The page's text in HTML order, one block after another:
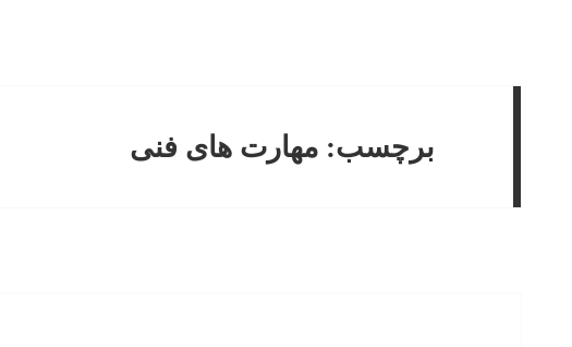
برچسب:مهارت های فنی